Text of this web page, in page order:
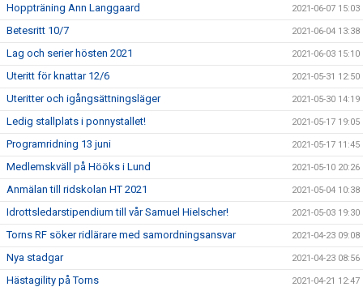
Hoppträning Ann Langgaard 2021-06-07 15:03
Betesritt 10/7 2021-06-04 13:38
Lag och serier hösten 2021 2021-06-03 15:10
Uteritt för knattar 12/6 2021-05-31 12:50
Uteritter och igångsättningsläger 2021-05-30 14:19
Ledig stallplats i ponnystallet! 2021-05-17 19:05
Programridning 13 juni 2021-05-17 11:45
Medlemskväll på Hööks i Lund 2021-05-10 20:26
Anmälan till ridskolan HT 2021 2021-05-04 10:38
Idrottsledarstipendium till vår Samuel Hielscher! 2021-05-03 19:30
Torns RF söker ridlärare med samordningsansvar 2021-04-23 09:08
Nya stadgar 2021-04-23 08:56
Hästagility på Torns 2021-04-21 12:47